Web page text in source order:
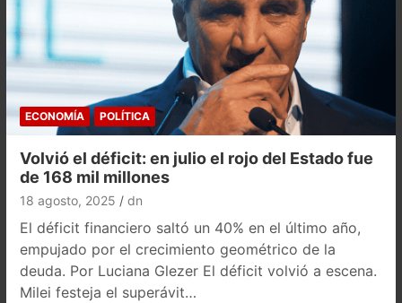
ECONOMÍA POLÍTICA
Volvió el déficit: en julio el rojo del Estado fue
de 168 mil millones
18 agosto, 2025 dn
El déficit financiero saltó un 40% en el último año,
empujado por el crecimiento geométrico de la
deuda. Por Luciana Glezer El déficit volvió a escena.
Milei festeja el superávit…